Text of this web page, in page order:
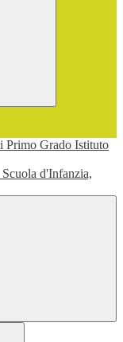
Scuola d'Infanzia,